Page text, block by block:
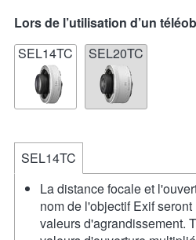
Lors de l’utilisation d’un
SEL14TC
SEL20TC
SEL14TC
La distance focale et
nom de l'objectif Exif
valeurs d'agrandissement.